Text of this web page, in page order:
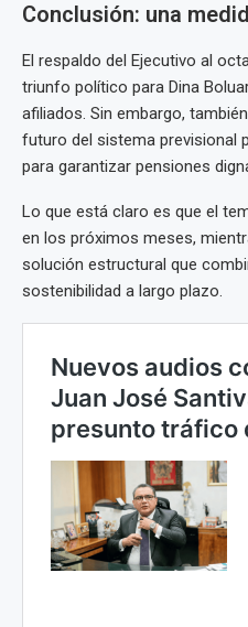
Conclusión: una
El respaldo del Ejecutivo al
triunfo político para Dina
afiliados. Sin embargo,
futuro del sistema previsional
para garantizar pensiones
Lo que está claro es que el
en los próximos meses,
solución estructural que
sostenibilidad a largo plazo.